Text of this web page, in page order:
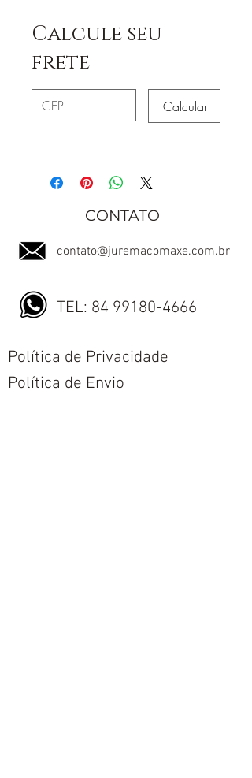
Calcule seu
frete
Calcular
CONTATO
contato@juremacomaxe.com.br
TEL: 84 99180-4666
Política de Privacidade
Política de Envio